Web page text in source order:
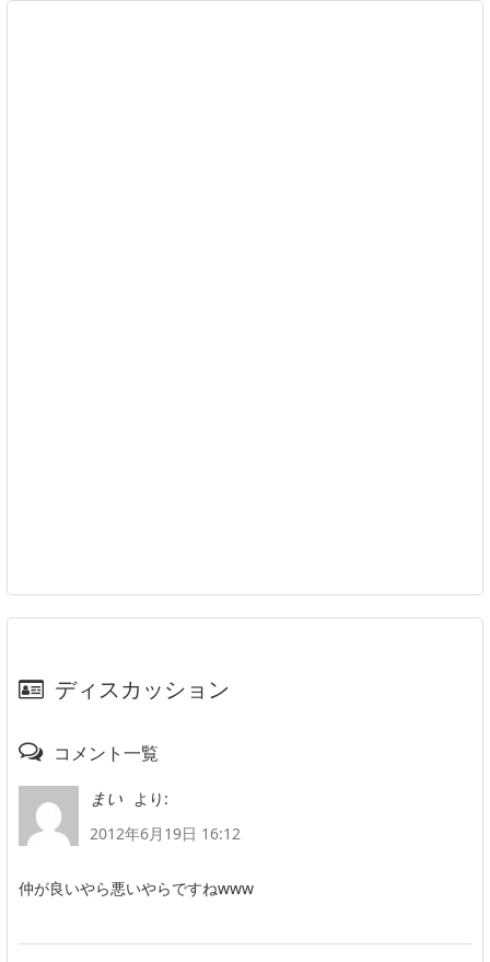
ディスカッション
コメント一覧
まい
より:
2012年6月19日 16:12
仲が良いやら悪いやらですねwww